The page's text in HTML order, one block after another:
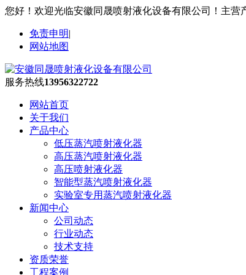
您好！欢迎光临安徽同晟喷射液化设备有限公司！主
免责申明|
网站地图
服务热线13956322722
网站首页
关于我们
产品中心
低压蒸汽喷射液化器
高压蒸汽喷射液化器
高压喷射液化器
智能型蒸汽喷射液化器
实验室专用蒸汽喷射液化器
新闻中心
公司动态
行业动态
技术支持
资质荣誉
工程案例